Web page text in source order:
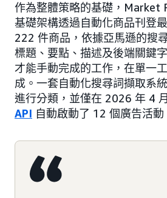
作為整體策略的基礎，Market
基礎架構透過自動化商品刊登
222 件商品，依據亞馬遜的搜
標題、要點、描述及後端關鍵
才能手動完成的工作，在單一
成。一套自動化搜尋詞擷取系
進行分類，並僅在 2026 年 4
API 自動啟動了 12 個廣告活動